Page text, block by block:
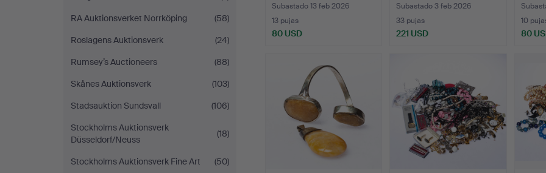
RA Auktionsverket Norrköping
(58)
Roslagens Auktionsverk
(24)
Rumsey’s Auctioneers
(88)
Skånes Auktionsverk
(103)
Stadsauktion Sundsvall
(106)
Stockholms Auktionsverk
Düsseldorf/Neuss
(18)
Stockholms Auktionsverk Fine Art
(50)
Subastado 13 feb 2026
13 pujas
80 USD
Subastado 3 feb 2026
33 pujas
221 USD
10
80